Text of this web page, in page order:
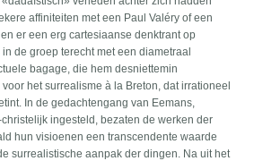
affiniteiten met een Paul Valéry of een
er een erg cartesiaanse denktrant op
de groep terecht met een diametraal
bagage, die hem desniettemin
het surrealisme à la Breton, dat irrationeel
In de gedachtengang van Eemans,
ingesteld, bezaten de werken der
hun visioenen een transcendente waarde
surrealistische aanpak der dingen. Na uit het